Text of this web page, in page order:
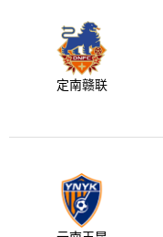
定南赣联